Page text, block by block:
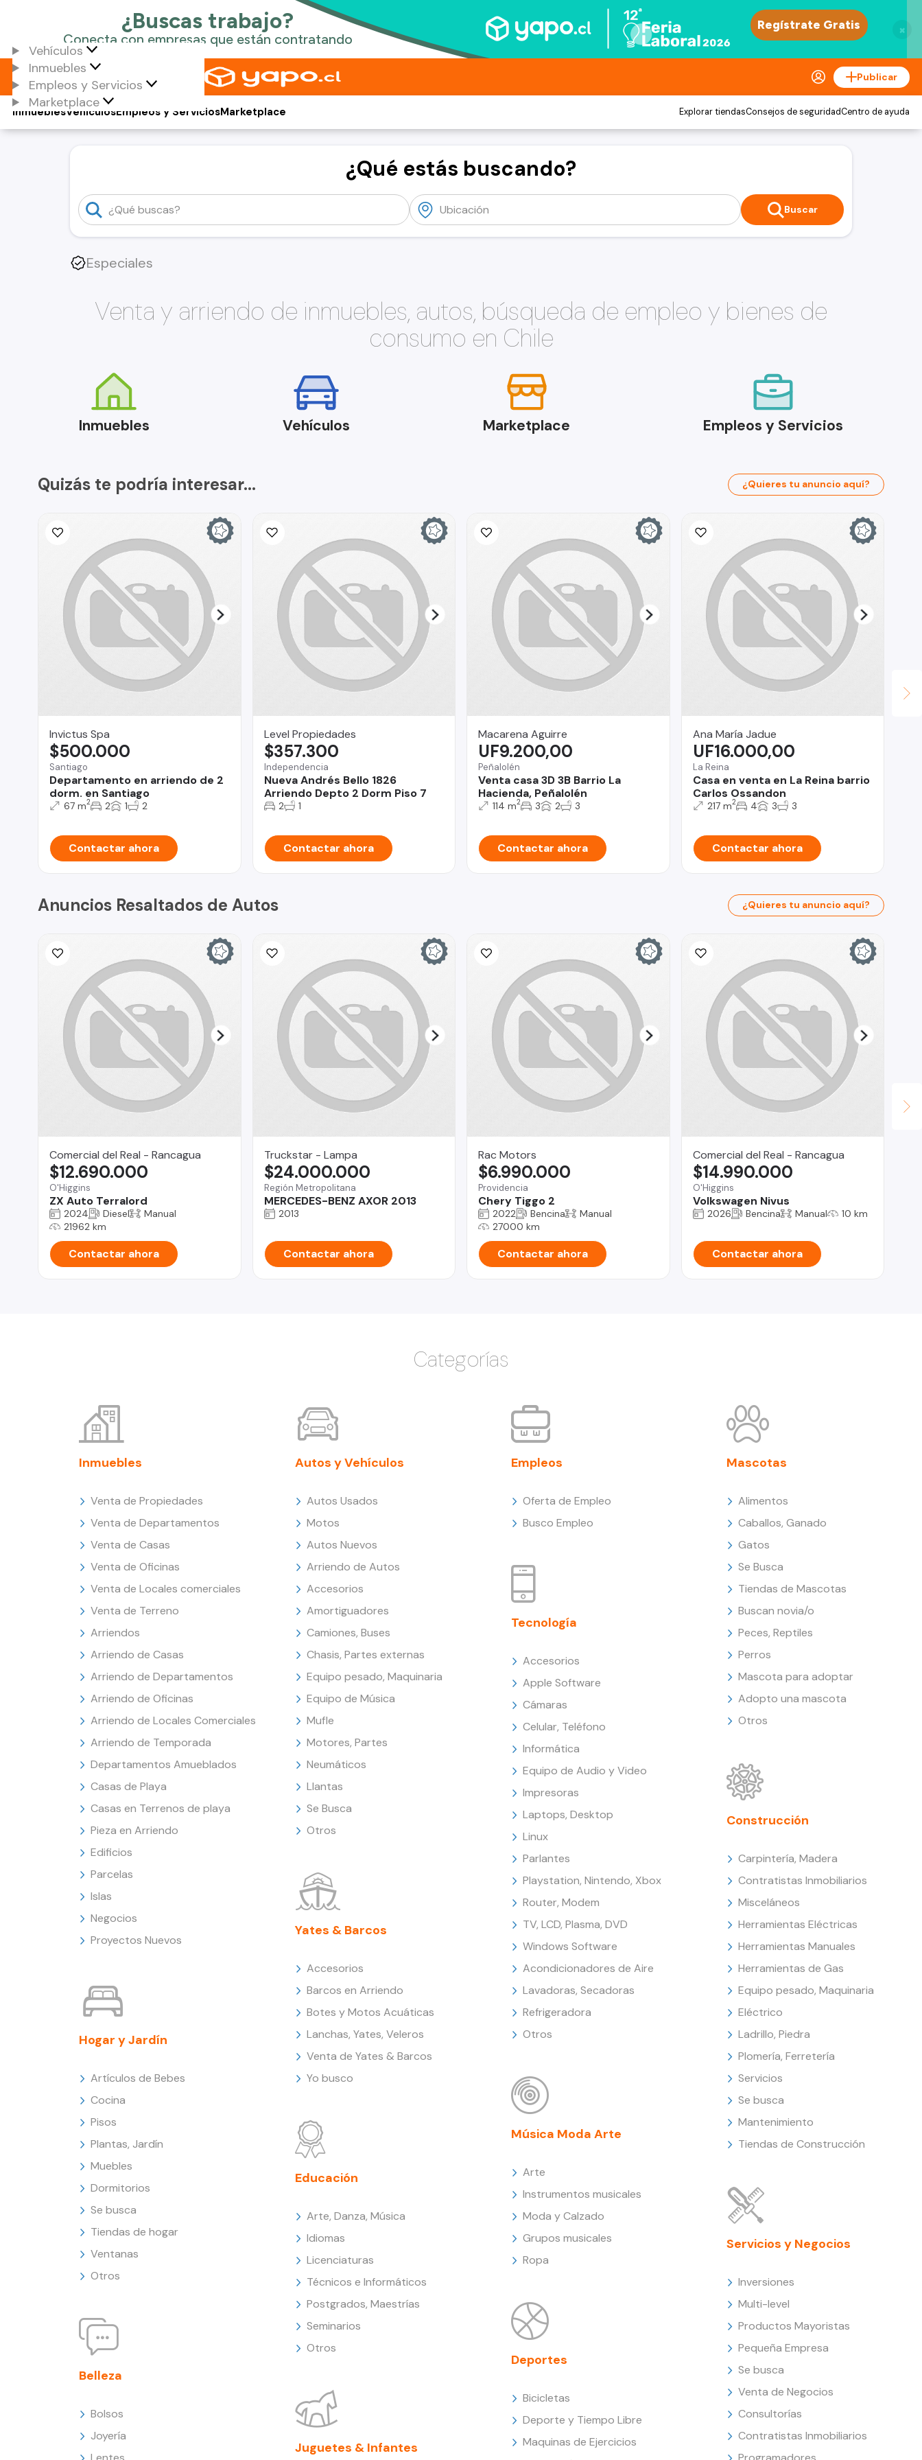
×
Vehículos
Inmuebles
Empleos y Servicios
Marketplace
Publicar
Vehículos
Inmuebles Empleos y ServiciosMarketplace Explorar tiendasConsejos de seguridadCentro de ayuda
¿Qué estás buscando?
Buscar
Especiales
Venta y arriendo de inmuebles, autos, búsqueda de empleo y bienes de
consumo en Chile
Inmuebles Vehículos Marketplace Empleos y Servicios
Quizás te podría interesar... ¿Quieres tu anuncio aquí?
Invictus Spa
Santiago
Departamento en arriendo de 2
dorm. en Santiago
$500.000
67 m2 2 1 2
Contactar ahora
Level Propiedades
Independencia
Nueva Andrés Bello 1826
Arriendo Depto 2 Dorm Piso 7
$357.300
2 1
Contactar ahora
Macarena Aguirre
Peñalolén
Venta casa 3D 3B Barrio La
Hacienda, Peñalolén
UF9.200,00
114 m2 3 2 3
Contactar ahora
Ana María Jadue
La Reina
Casa en venta en La Reina barrio
Carlos Ossandon
UF16.000,00
217 m2 4 3 3
Contactar ahora
Anuncios Resaltados de Autos ¿Quieres tu anuncio aquí?
Comercial del Real - Rancagua
O'Higgins
ZX Auto Terralord
$12.690.000
2024 Diesel
Manual
21962 km
Contactar ahora
Truckstar - Lampa
Región Metropolitana
MERCEDES-BENZ AXOR 2013
$24.000.000
2013
Contactar ahora
Rac Motors
Providencia
Chery Tiggo 2
$6.990.000
2022 Bencina
Manual
27000 km
Contactar ahora
Comercial del Real - Rancagua
O'Higgins
Volkswagen Nivus
$14.990.000
2026 Bencina Manual 10 km
Contactar ahora
Categorías
Inmuebles
Venta de Propiedades
Venta de Departamentos
Venta de Casas
Venta de Oficinas
Venta de Locales comerciales
Venta de Terreno
Arriendos
Arriendo de Casas
Arriendo de Departamentos
Arriendo de Oficinas
Arriendo de Locales Comerciales
Arriendo de Temporada
Departamentos Amueblados
Casas de Playa
Casas en Terrenos de playa
Pieza en Arriendo
Edificios
Parcelas
Islas
Negocios
Proyectos Nuevos
Hogar y Jardín
Artículos de Bebes
Cocina
Pisos
Plantas, Jardín
Muebles
Dormitorios
Se busca
Tiendas de hogar
Ventanas
Otros
Belleza
Bolsos
Joyería
Autos y Vehículos
Autos Usados
Motos
Autos Nuevos
Arriendo de Autos
Accesorios
Amortiguadores
Camiones, Buses
Chasis, Partes externas
Equipo pesado, Maquinaria
Equipo de Música
Mufle
Motores, Partes
Neumáticos
Llantas
Se Busca
Otros
Yates & Barcos
Accesorios
Barcos en Arriendo
Botes y Motos Acuáticas
Lanchas, Yates, Veleros
Venta de Yates & Barcos
Yo busco
Educación
Arte, Danza, Música
Idiomas
Licenciaturas
Técnicos e Informáticos
Postgrados, Maestrías
Seminarios
Otros
Juguetes & Infantes
Empleos
Oferta de Empleo
Busco Empleo
Tecnología
Accesorios
Apple Software
Cámaras
Celular, Teléfono
Informática
Equipo de Audio y Video
Impresoras
Laptops, Desktop
Linux
Parlantes
Playstation, Nintendo, Xbox
Router, Modem
TV, LCD, Plasma, DVD
Windows Software
Acondicionadores de Aire
Lavadoras, Secadoras
Refrigeradora
Otros
Música Moda Arte
Arte
Instrumentos musicales
Moda y Calzado
Grupos musicales
Ropa
Deportes
Bicicletas
Deporte y Tiempo Libre
Maquinas de Ejercicios
Mascotas
Alimentos
Caballos, Ganado
Gatos
Se Busca
Tiendas de Mascotas
Buscan novia/o
Peces, Reptiles
Perros
Mascota para adoptar
Adopto una mascota
Otros
Construcción
Carpintería, Madera
Contratistas Inmobiliarios
Misceláneos
Herramientas Eléctricas
Herramientas Manuales
Herramientas de Gas
Equipo pesado, Maquinaria
Eléctrico
Ladrillo, Piedra
Plomería, Ferretería
Servicios
Se busca
Mantenimiento
Tiendas de Construcción
Servicios y Negocios
Inversiones
Multi-level
Productos Mayoristas
Pequeña Empresa
Se busca
Venta de Negocios
Consultorías
Contratistas Inmobiliarios